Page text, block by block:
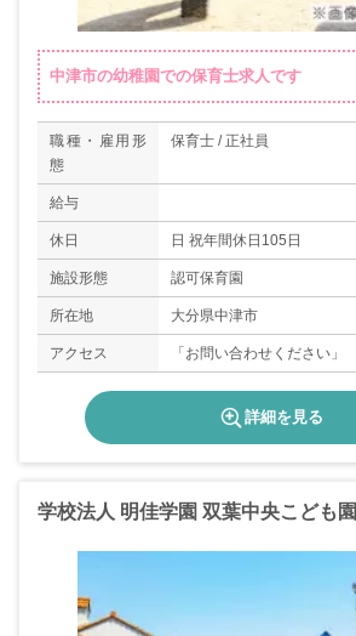
中津市の幼稚園での保育士求人です
職種・雇用形
態
保育士 / 正社員
給与
休日 日 祝年間休日105日
施設形態 認可保育園
所在地 大分県中津市
アクセス 「お問い合わせください」
詳細を見る
学校法人 明佳学園 双葉中央こども園